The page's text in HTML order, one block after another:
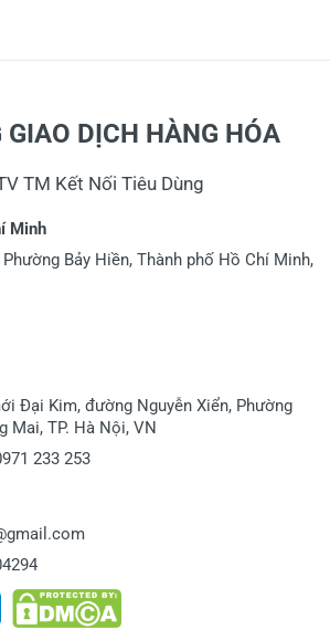
GIAO DỊCH HÀNG HÓA
TM Kết Nối Tiêu Dùng
Minh
Bảy Hiền, Thành phố Hồ Chí Minh,
Đại Kim, đường Nguyễn Xiển, Phường
Mai, TP. Hà Nội, VN
233 253